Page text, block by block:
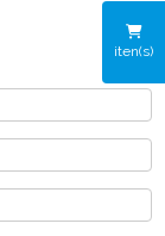
iten(s)